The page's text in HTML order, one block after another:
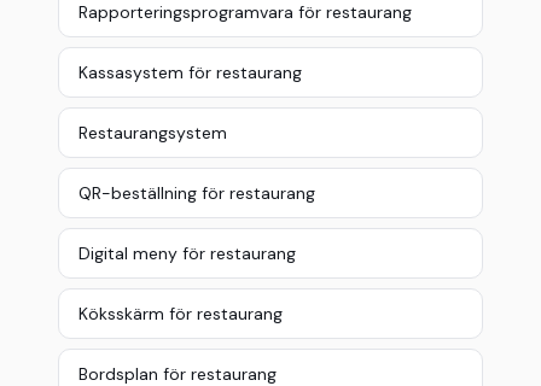
Rapporteringsprogramvara för restaurang
Kassasystem för restaurang
Restaurangsystem
QR-beställning för restaurang
Digital meny för restaurang
Köksskärm för restaurang
Bordsplan för restaurang